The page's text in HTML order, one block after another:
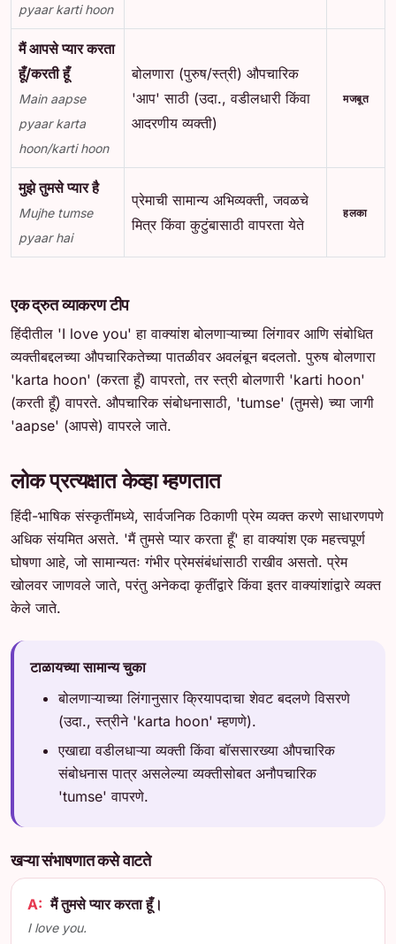
pyaar karti hoon
मैं आपसे प्यार करता
हूँ/करती हूँ
Main aapse
pyaar karta
hoon/karti hoon
बोलणारा (पुरुष/स्त्री) औपचारिक
'आप' साठी (उदा., वडीलधारी किंवा
आदरणीय व्यक्ती)
मजबूत
मुझे तुमसे प्यार है
Mujhe tumse
pyaar hai
प्रेमाची सामान्य अभिव्यक्ती, जवळचे
मित्र किंवा कुटुंबासाठी वापरता येते
हलका
एक द्रुत व्याकरण टीप
हिंदीतील 'I love you' हा वाक्यांश बोलणाऱ्याच्या लिंगावर आणि संबोधित
व्यक्तीबद्दलच्या औपचारिकतेच्या पातळीवर अवलंबून बदलतो. पुरुष बोलणारा
'karta hoon' (करता हूँ) वापरतो, तर स्त्री बोलणारी 'karti hoon'
(करती हूँ) वापरते. औपचारिक संबोधनासाठी, 'tumse' (तुमसे) च्या जागी
'aapse' (आपसे) वापरले जाते.
लोक प्रत्यक्षात केव्हा म्हणतात
हिंदी-भाषिक संस्कृतींमध्ये, सार्वजनिक ठिकाणी प्रेम व्यक्त करणे साधारणपणे
अधिक संयमित असते. 'मैं तुमसे प्यार करता हूँ' हा वाक्यांश एक महत्त्वपूर्ण
घोषणा आहे, जो सामान्यतः गंभीर प्रेमसंबंधांसाठी राखीव असतो. प्रेम
खोलवर जाणवले जाते, परंतु अनेकदा कृतींद्वारे किंवा इतर वाक्यांशांद्वारे व्यक्त
केले जाते.
टाळायच्या सामान्य चुका
बोलणाऱ्याच्या लिंगानुसार क्रियापदाचा शेवट बदलणे विसरणे
(उदा., स्त्रीने 'karta hoon' म्हणणे).
एखाद्या वडीलधाऱ्या व्यक्ती किंवा बॉससारख्या औपचारिक
संबोधनास पात्र असलेल्या व्यक्तीसोबत अनौपचारिक
'tumse' वापरणे.
खऱ्या संभाषणात कसे वाटते
A: मैं तुमसे प्यार करता हूँ।
I love you.